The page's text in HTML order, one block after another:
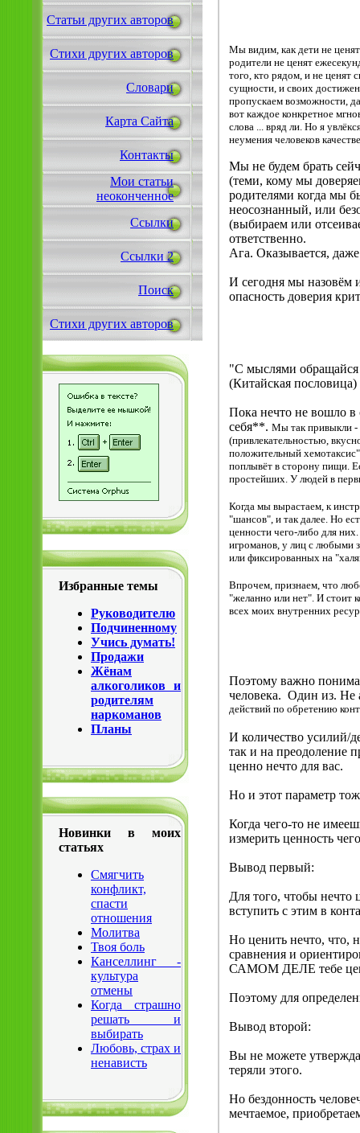
Статьи других авторов
Стихи других авторов
Словари
Карта Сайта
Контакты
Мои статьи
неоконченное
Ссылки
Ссылки 2
Поиск
Стихи других авторов
Избранные темы
Руководителю
Подчиненному
Учись думать!
Продажи
Жёнам
алкоголиков и
родителям
наркоманов
Планы
Новинки в моих
статьях
Смягчить
конфликт,
спасти
отношения
Молитва
Твоя боль
Канселлинг -
культура
отмены
Когда страшно
решать и
выбирать
Любовь, страх и
ненависть
Мы видим, как дети не
родители не ценят
того, кто рядом, и не ценят
сущности, и своих
пропускаем возможности,
вот каждое конкретное
слова ... вряд ли. Но я
неумения человеков
Мы не будем брать
(теми, кому мы
родителями когда мы
неосознанный, или
(выбираем или
ответственно.
Ага. Оказывается,
И сегодня мы назовём
опасность доверия
"С мыслями обращайся
(Китайская пословица)
Пока нечто не вошло в
себя**. Мы так привыкли -
(привлекательностью,
положительный
поплывёт в сторону пищи.
простейших. У людей в
Когда мы вырастаем, к
"шансов", и так далее. Но
ценности чего-либо для
игроманов, у лиц с любыми
или фиксированных на
Впрочем, признаем, что
"желанно или нет". И стоит
всех моих внутренних
Поэтому важно
человека. Один из.
действий по обретению
И количество усилий/
так и на преодоление
ценно нечто для вас.
Но и этот параметр
Когда чего-то не
измерить ценность
Вывод первый:
Для того, чтобы нечто
вступить с этим в
Но ценить нечто, что,
сравнения и
САМОМ ДЕЛЕ тебе
Поэтому для
Вывод второй:
Вы не можете
теряли этого.
Но бездонность
мечтаемое,